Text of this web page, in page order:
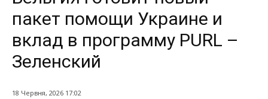
пакет помощи Украине и
вклад в программу PURL –
Зеленский
18 Червня, 2026 17:02